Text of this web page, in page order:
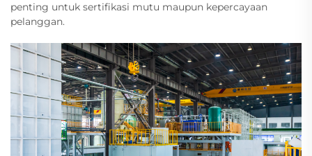
penting untuk sertifikasi mutu maupun kepercayaan
pelanggan.